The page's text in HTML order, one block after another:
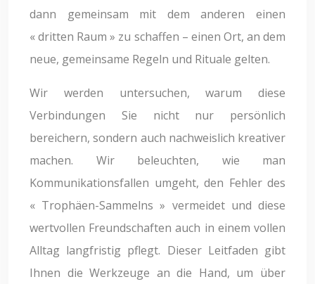
dann gemeinsam mit dem anderen einen
« dritten Raum » zu schaffen – einen Ort, an dem
neue, gemeinsame Regeln und Rituale gelten.
Wir werden untersuchen, warum diese
Verbindungen Sie nicht nur persönlich
bereichern, sondern auch nachweislich kreativer
machen. Wir beleuchten, wie man
Kommunikationsfallen umgeht, den Fehler des
« Trophäen-Sammelns » vermeidet und diese
wertvollen Freundschaften auch in einem vollen
Alltag langfristig pflegt. Dieser Leitfaden gibt
Ihnen die Werkzeuge an die Hand, um über